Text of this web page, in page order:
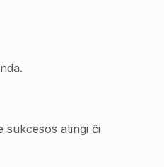
sukcesos atingi ĉi